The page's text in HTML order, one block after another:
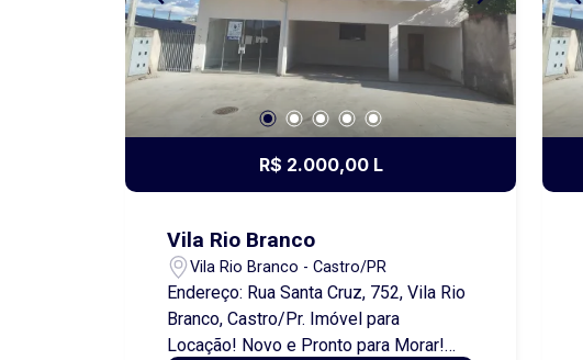
R$ 2.000,00 L
Vila Rio Branco
Vila Rio Branco - Castro/PR
Endereço: Rua Santa Cruz, 752, Vila Rio
Branco, Castro/Pr. Imóvel para
Locação! Novo e Pronto para Morar!